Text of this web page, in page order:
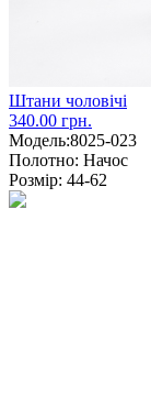
Штани чоловічі
340.00 грн.
Модель:8025-023
Полотно: Начос
Розмір: 44-62